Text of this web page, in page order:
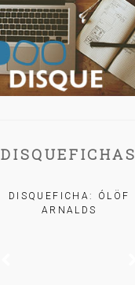
DISQUEFICHAS
DISQUEFICHA: ÓLÖF
ARNALDS